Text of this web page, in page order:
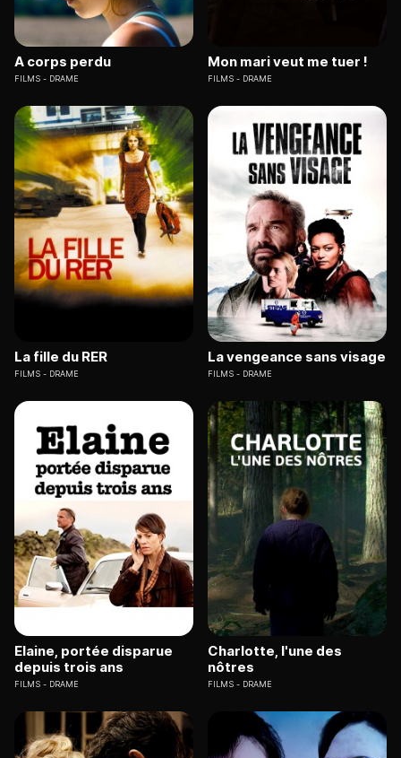
A corps perdu
FILMS DRAME
Mon mari veut me tuer !
FILMS DRAME
La fille du RER
FILMS DRAME
La vengeance sans visage
FILMS DRAME
Elaine, portée disparue
depuis trois ans
FILMS DRAME
Charlotte, l'une des
nôtres
FILMS DRAME